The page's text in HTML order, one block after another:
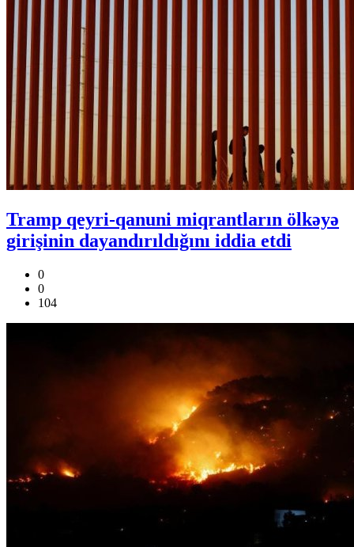
Tramp qeyri-qanuni miqrantların ölkəyə
girişinin dayandırıldığını iddia etdi
0
0
104